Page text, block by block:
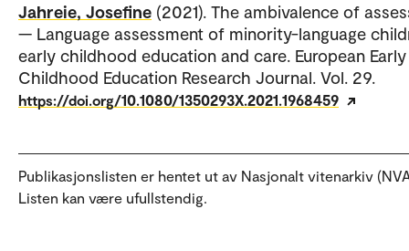
Jahreie, Josefine (2021). The ambivalence of
— Language assessment of minority-language
early childhood education and care. European Early
Childhood Education Research Journal. Vol. 29.
https://doi.org/10.1080/1350293X.2021.1968459
Publikasjonslisten er hentet ut av Nasjonalt vitenarkiv
Listen kan være ufullstendig.